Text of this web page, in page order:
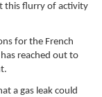
this flurry of activity
for the French
reached out to
a gas leak could